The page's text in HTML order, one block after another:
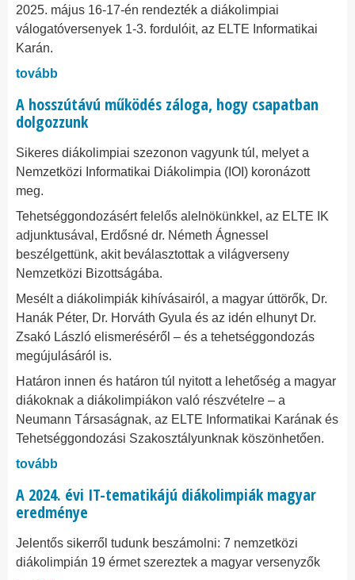
2025. május 16-17-én rendezték a diákolimpiai
válogatóversenyek 1-3. fordulóit, az ELTE Informatikai
Karán.
tovább
A hosszútávú működés záloga, hogy csapatban
dolgozzunk
​​​​​​​Sikeres diákolimpiai szezonon vagyunk túl, melyet a
Nemzetközi Informatikai Diákolimpia (IOI) koronázott
meg.
Tehetséggondozásért felelős alelnökünkkel, az ELTE IK
adjunktusával, Erdősné dr. Németh Ágnessel
beszélgettünk, akit beválasztottak a világverseny
Nemzetközi Bizottságába.
Mesélt a diákolimpiák kihívásairól, a magyar úttörők, Dr.
Hanák Péter, Dr. Horváth Gyula és az idén elhunyt Dr.
Zsakó László elismeréséről – és a tehetséggondozás
megújulásáról is.
Határon innen és határon túl nyitott a lehetőség a magyar
diákoknak a diákolimpiákon való részvételre – a
Neumann Társaságnak, az ELTE Informatikai Karának és
Tehetséggondozási Szakosztályunknak köszönhetően.
tovább
A 2024. évi IT-tematikájú diákolimpiák magyar
eredménye
Jelentős sikerről tudunk beszámolni: 7 nemzetközi
diákolimpián 19 érmet szereztek a magyar versenyzők